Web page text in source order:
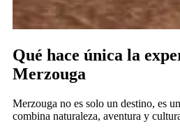
Qué hace única la
Merzouga
Merzouga no es solo un destino, es
combina naturaleza, aventura y